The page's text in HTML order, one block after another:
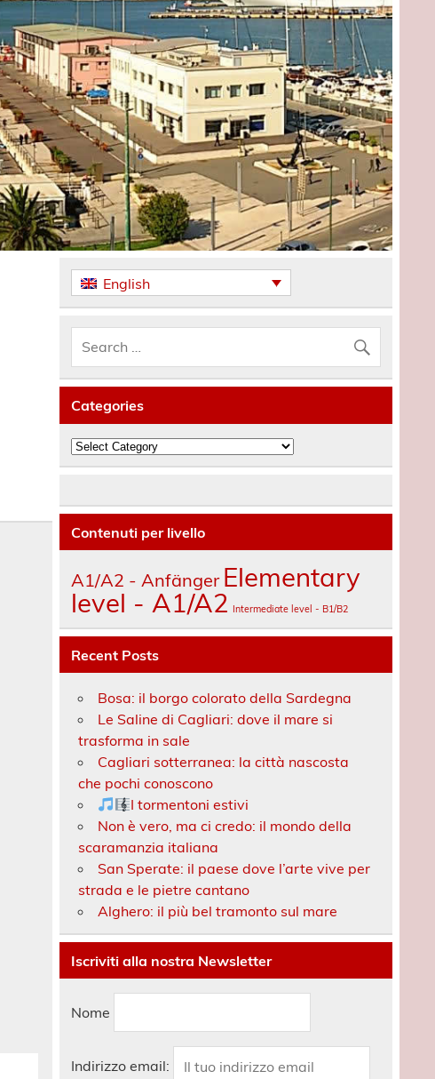
English
Categories
Categories
Contenuti per livello
A1/A2 - Anfänger Elementary
level - A1/A2 Intermediate level - B1/B2
Recent Posts
Bosa: il borgo colorato della Sardegna
Le Saline di Cagliari: dove il mare si
trasforma in sale
Cagliari sotterranea: la città nascosta
che pochi conoscono
I tormentoni estivi
Non è vero, ma ci credo: il mondo della
scaramanzia italiana
San Sperate: il paese dove l’arte vive per
strada e le pietre cantano
Alghero: il più bel tramonto sul mare
Iscriviti alla nostra Newsletter
Nome
Indirizzo email: